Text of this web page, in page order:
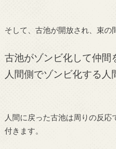
そして、古池が開放され、束の
古池がゾンビ化して仲間
人間側でゾンビ化する人
人間に戻った古池は周りの反
付きます。